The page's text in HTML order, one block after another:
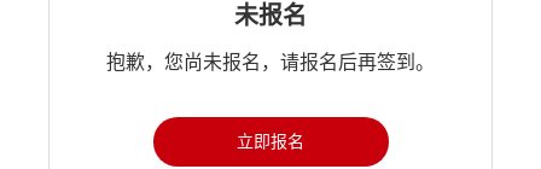
未报名
抱歉，您尚未报名，请报名后再签到。
立即报名